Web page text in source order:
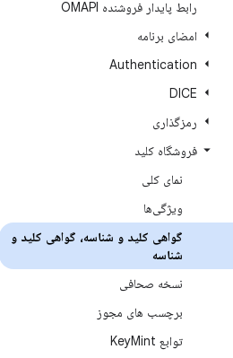
رابط پایدار فروشنده OMAPI
امضای برنامه
Authentication
DICE
رمزگذاری
فروشگاه کلید
نمای کلی
ویژگی‌ها
گواهی کلید و شناسه، گواهی کلید و
شناسه
نسخه صحافی
برچسب های مجوز
توابع Key Mint